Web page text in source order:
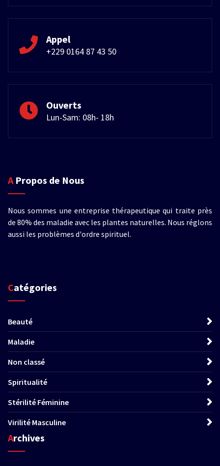
Appel
+229 0164 87 43 50
Ouverts
Lun-Sam: 08h- 18h
A Propos de Nous
Nous sommes une entreprise thérapeutique qui traite près
de 80% des maladie avec les plantes naturelles. Nous réglons
aussi les problèmes d'ordre spirituel.
Catégories
Beauté
Maladie
Non classé
Spiritualité
Stérilité Féminine
Virilité Masculine
Archives